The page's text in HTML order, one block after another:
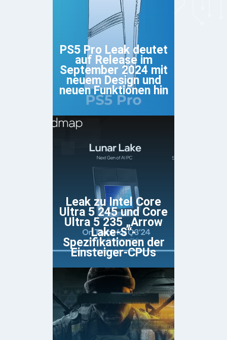
PS5 Pro Leak deutet
auf Release im
September 2024 mit
neuem Design und
neuen Funktionen hin
Leak zu Intel Core
Ultra 5 245 und Core
Ultra 5 235 „Arrow
Lake-S“-
Spezifikationen der
Einsteiger-CPUs